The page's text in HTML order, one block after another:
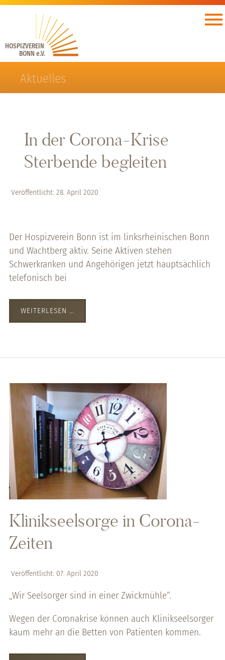
HOSPIZVEREIN
BONN e.V.
Aktuelles
In der Corona-Krise
Sterbende begleiten
Veröffentlicht: 28. April 2020
Der Hospizverein Bonn ist im linksrheinischen Bonn
und Wachtberg aktiv. Seine Aktiven stehen
Schwerkranken und Angehörigen jetzt hauptsächlich
telefonisch bei
WEITERLESEN …
Klinikseelsorge in Corona-
Zeiten
Veröffentlicht: 07. April 2020
„Wir Seelsorger sind in einer Zwickmühle“.
Wegen der Coronakrise können auch Klinikseelsorger
kaum mehr an die Betten von Patienten kommen.